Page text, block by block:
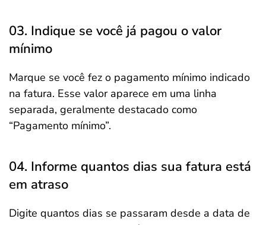
03. Indique se você já pagou o valor
mínimo
Marque se você fez o pagamento mínimo indicado
na fatura. Esse valor aparece em uma linha
separada, geralmente destacado como
“Pagamento mínimo”.
04. Informe quantos dias sua fatura está
em atraso
Digite quantos dias se passaram desde a data de